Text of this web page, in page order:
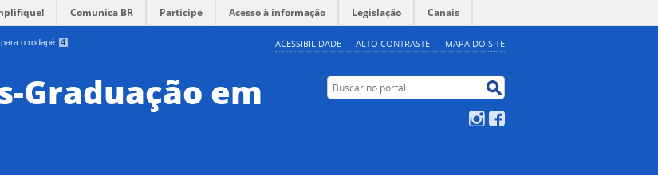
o rodapé 4 ACESSIBILIDADE ALTO CONTRASTE MAPA DO SITE
Comunica BR Participe Acesso à informação Legislação Canais
Graduação em Buscar no portal
Instagram